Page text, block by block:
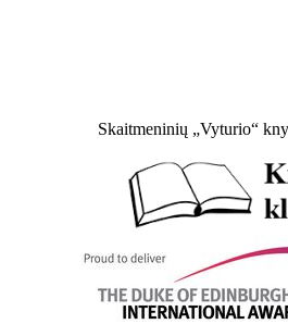
Skaitmeninių „Vyturio“